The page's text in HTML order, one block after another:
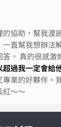
協助，幫我渡
直幫我想辦法
。 真的很感激
過我一定會給
業的好夥伴。
紅～～